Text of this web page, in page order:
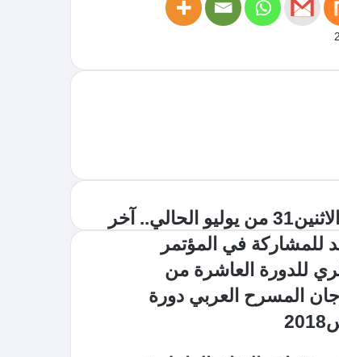
غدا الاثنين31 من يوليو الحالي.. آخر
للمشاركة في المؤتمر
للدورة العاشرة من
المسرح العربي دورة